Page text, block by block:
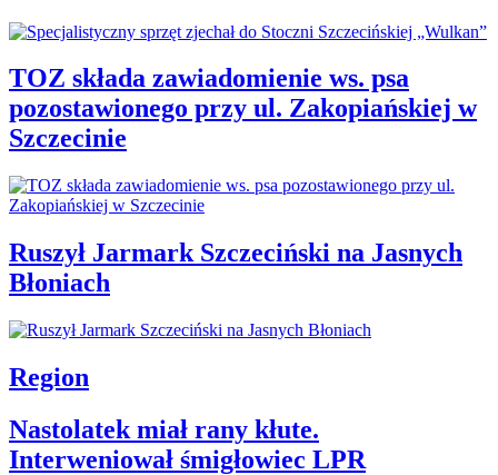
TOZ składa zawiadomienie ws. psa
pozostawionego przy ul. Zakopiańskiej w
Szczecinie
Ruszył Jarmark Szczeciński na Jasnych
Błoniach
Region
Nastolatek miał rany kłute.
Interweniował śmigłowiec LPR